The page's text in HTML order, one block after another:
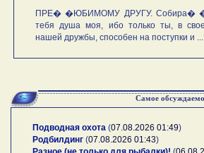
ПРЕ� �ЮБИМОМУ ДРУГУ. Собира�
тебя душа моя, ибо только ты, в
нашей дружбы, способен на поступки и ...
Самое
Подводная охота (07.08.2026 01:49)
Родбилдинг (07.08.2026 01:43)